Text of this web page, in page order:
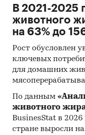
РФ, федеральные
мира
Производство
полиуретана
Россия
В 2021-2025
животного
на 63% до
Рост обусловлен
ключевых
для домашних
По данным
животного жира
BusinesStat в 2026
стране выросли